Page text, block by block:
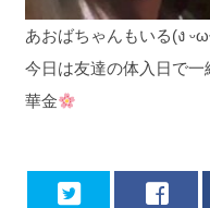
あおばちゃんもいる(ง
今日は友達の体入日で
華金